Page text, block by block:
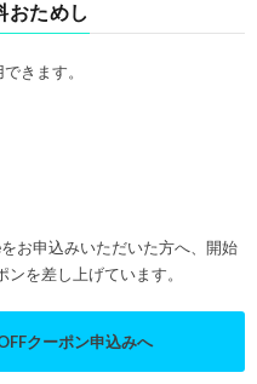
ためし
きます。
お申込みいただいた方へ、開始
を差し上げています。
クーポン申込みへ